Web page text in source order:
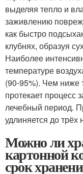
выделяя тепло и
заживлению
как быстро
клубнях, образуя
Наиболее
температуре
(90-95%). Чем ниже
протекает процесс
лечебный период.
удлиняется до трёх
Можно ли
картонной
срок